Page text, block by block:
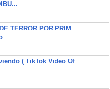
TERROR POR PRIM
( TikTok Video Of